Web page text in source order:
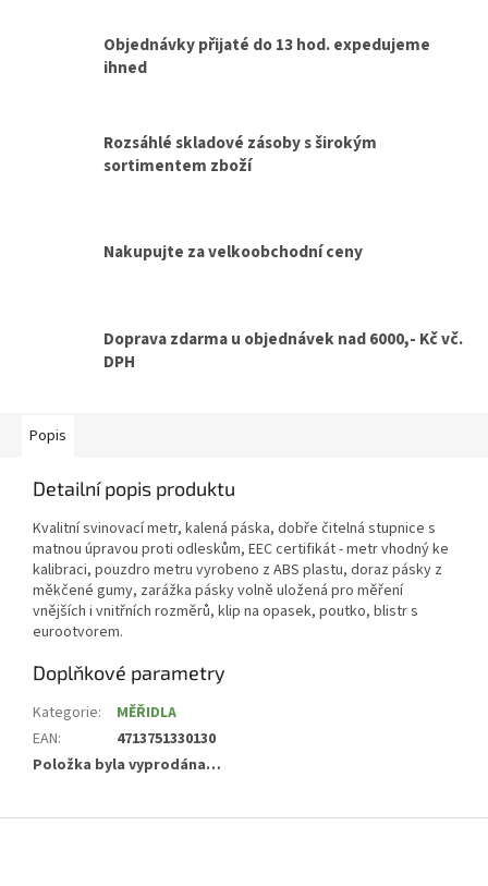
Objednávky přijaté do 13 hod. expedujeme
ihned
Rozsáhlé skladové zásoby s širokým
sortimentem zboží
Nakupujte za velkoobchodní ceny
Doprava zdarma u objednávek nad 6000,- Kč vč.
DPH
Popis
Detailní popis produktu
Kvalitní svinovací metr, kalená páska, dobře čitelná stupnice s
matnou úpravou proti odleskům, EEC certifikát - metr vhodný ke
kalibraci, pouzdro metru vyrobeno z ABS plastu, doraz pásky z
měkčené gumy, zarážka pásky volně uložená pro měření
vnějších i vnitřních rozměrů, klip na opasek, poutko, blistr s
eurootvorem.
Doplňkové parametry
Kategorie:
MĚŘIDLA
EAN:
4713751330130
Položka byla vyprodána…